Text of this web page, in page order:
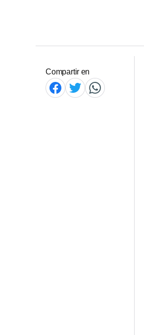
Compartir en